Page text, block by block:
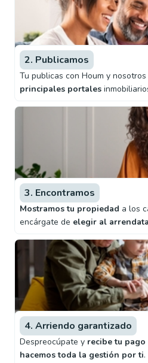
2. Publicamos
Tu publicas con Houm y
principales portales
3. Encontramos
Mostramos tu propiedad a los
encárgate de elegir al
4. Arriendo garantizado
Despreocúpate y recibe tu pago
hacemos toda la gestión por ti.